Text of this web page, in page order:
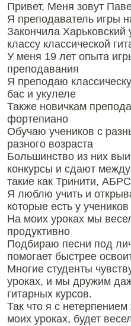
Привет, Меня зовут
Я преподаватель игры
Закончила Харьковский
классу классической
У меня 19 лет опыта
преподавания
Я преподаю
бас и укулеле
Также новичкам
фортепиано
Обучаю учеников с
разного возраста
Большинство из них
конкурсы и сдают
такие как Тринити,
Я люблю учить и
которые есть у учеников
На моих уроках мы
продуктивно
Подбираю песни под
помогает быстрее
Многие студенты
уроках, и мы дружим
гитарных курсов.
Так что я с
моих уроках, будет